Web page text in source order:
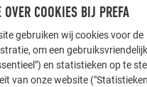
binnendringt. Voor een
worden genomen.
daarom om de
een dakhelling > 7° (13%).
COOKIES BIJ PREFA
gebruiken wij cookies voor de
om een
en statistieken op te
van onze website